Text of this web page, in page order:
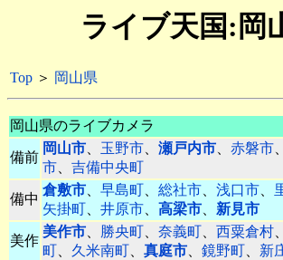
ライブ天国:岡
Top ＞ 岡山県
岡山県のライブカメラ
備前
岡山市、 玉野市、 瀬戸内市、 赤磐市、
市、 吉備中央町
備中
倉敷市、 早島町、 総社市、 浅口市、
矢掛町、 井原市、 高梁市、 新見市
美作
美作市、 勝央町、 奈義町、 西粟倉村、
町、 久米南町、 真庭市、 鏡野町、 新